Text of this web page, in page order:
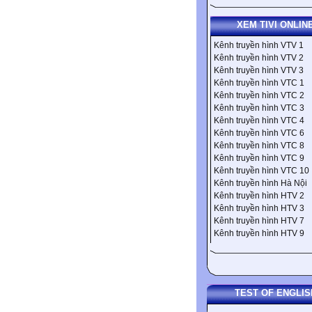
XEM TIVI
Kênh truyền hình VTV 1
Kênh truyền hình VTV 2
Kênh truyền hình VTV 3
Kênh truyền hình VTC 1
Kênh truyền hình VTC 2
Kênh truyền hình VTC 3
Kênh truyền hình VTC 4
Kênh truyền hình VTC 6
Kênh truyền hình VTC 8
Kênh truyền hình VTC 9
Kênh truyền hình VTC 10
Kênh truyền hình Hà Nội
Kênh truyền hình HTV 2
Kênh truyền hình HTV 3
Kênh truyền hình HTV 7
Kênh truyền hình HTV 9
TEST OF